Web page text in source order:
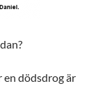
en dödsdrog är